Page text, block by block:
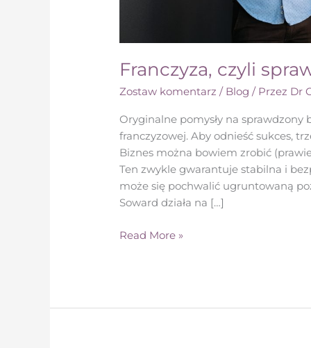
Franczyza, czyli
Zostaw komentarz / Blog / Przez Dr
Oryginalne pomysły na sprawdzony
franczyzowej. Aby odnieść sukces,
Biznes można bowiem zrobić
Ten zwykle gwarantuje stabilna i
może się pochwalić ugruntowaną
Soward działa na […]
Read More »